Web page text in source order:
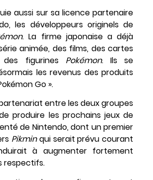
aussi sur sa licence partenaire
les développeurs originels de
. La firme japonaise a déjà
animée, des films, des cartes
figurines Pokémon. Ils se
les revenus des produits
Go ».
entre les deux groupes
produire les prochains jeux de
de Nintendo, dont un premier
Pikminqui serait prévu courant
à augmenter fortement
respectifs.